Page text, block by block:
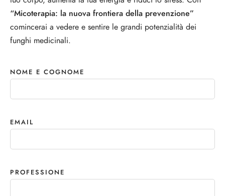
“Micoterapia: la nuova frontiera della prevenzione”
comincerai a vedere e sentire le grandi potenzialità dei
funghi medicinali.
NOME E COGNOME
EMAIL
PROFESSIONE